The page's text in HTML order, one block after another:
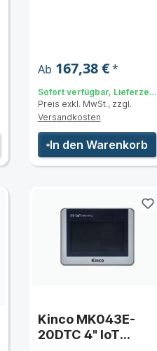
Ab 167,38 €*
Sofort verfügbar, Lieferzeit:
3 bis 5 Tage
Preis exkl. MwSt., zzgl.
Versandkosten
In den Warenkorb
Kinco MK043E-
20DTC 4" IoT